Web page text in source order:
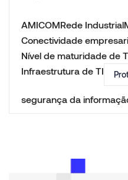
AMICOMRede Industrial
Conectividade
Nível de maturidade de
Infraestrutura de TI
segurança da